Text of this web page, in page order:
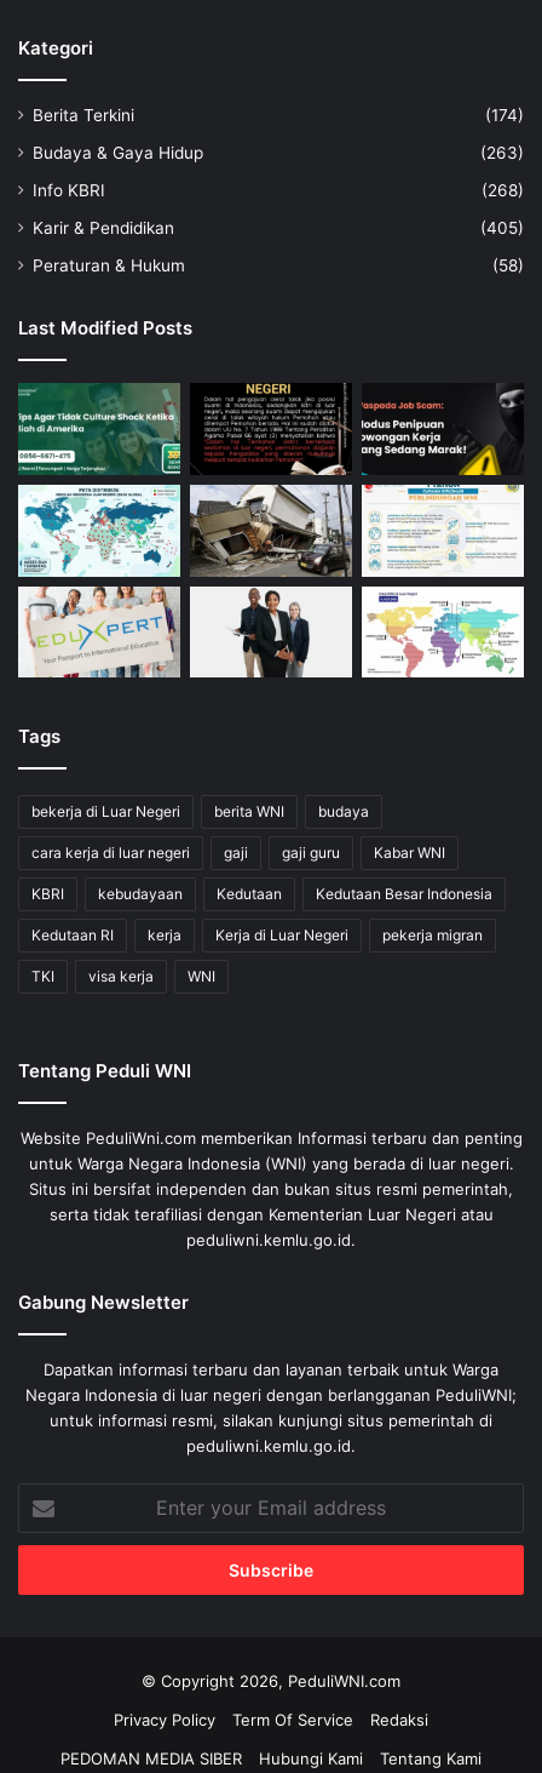
Kategori
Berita Terkini
(174)
Budaya & Gaya Hidup
(263)
Info KBRI
(268)
Karir & Pendidikan
(405)
Peraturan & Hukum
(58)
Last Modified Posts
Tags
bekerja di Luar Negeri berita WNI budaya
cara kerja di luar negeri gaji gaji guru Kabar WNI
KBRI kebudayaan Kedutaan Kedutaan Besar Indonesia
Kedutaan RI kerja Kerja di Luar Negeri pekerja migran
TKI visa kerja WNI
Tentang Peduli WNI
Website PeduliWni.com memberikan Informasi terbaru dan penting
untuk Warga Negara Indonesia (WNI) yang berada di luar negeri.
Situs ini bersifat independen dan bukan situs resmi pemerintah,
serta tidak terafiliasi dengan Kementerian Luar Negeri atau
peduliwni.kemlu.go.id.
Gabung Newsletter
Dapatkan informasi terbaru dan layanan terbaik untuk Warga
Negara Indonesia di luar negeri dengan berlangganan PeduliWNI;
untuk informasi resmi, silakan kunjungi situs pemerintah di
peduliwni.kemlu.go.id.
Enter
your
Email
© Copyright 2026, PeduliWNI.com
Privacy Policy
Term Of Service
Redaksi
PEDOMAN MEDIA SIBER
Hubungi Kami Tentang Kami